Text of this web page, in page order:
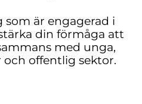
är engagerad i
din förmåga att
med unga,
offentlig sektor.